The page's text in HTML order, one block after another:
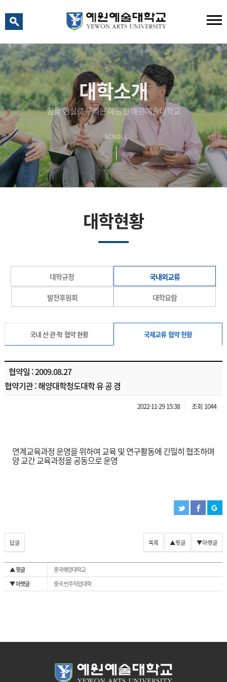
대학소개
꿈을 현실로 우리는 예원인 예원예술대학교
SCROLL
대학현황
대학규정 국내외교류
발전후원회 대학요람
국내 산·관·학 협약 현황 국제교류 협약 현황
협약일 : 2009.08.27
협약기관 : 해양대학청도대학 유 공 경
2022-11-29 15:38 조회 1044
연계교육과정 운영을 위하여 교육 및 연구활동에 긴밀히 협조하며
양 교간 교육과정을 공동으로 운영
답글 목록 ▲윗글 ▼아랫글
▲ 윗글
중국해양대학교
▼ 아랫글
중국 빈주직업대학
예원예술대학교 AI 상담